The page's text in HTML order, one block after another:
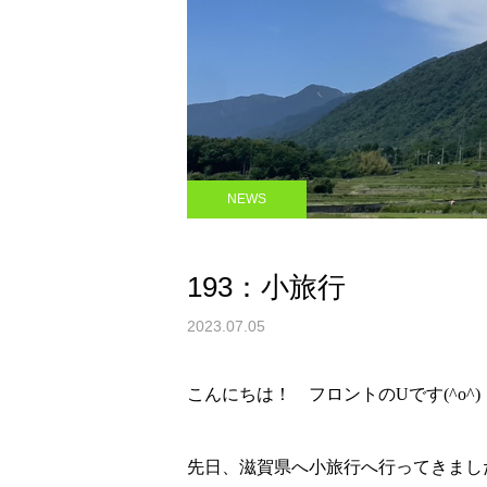
NEWS
193：小旅行
2023.07.05
こんにちは！ フロントのUです(^o^)
先日、滋賀県へ小旅行へ行ってきま